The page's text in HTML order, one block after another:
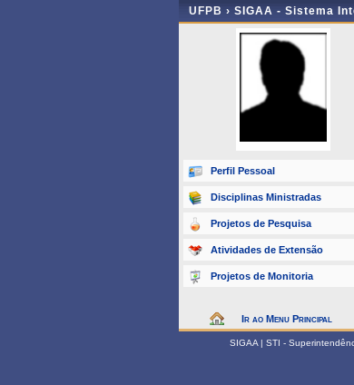
UFPB › SIGAA - Sistema
Perfil Pessoal
Disciplinas Ministradas
Projetos de Pesquisa
Atividades de Extensão
Projetos de Monitoria
Ir ao Menu Principal
SIGAA | STI -